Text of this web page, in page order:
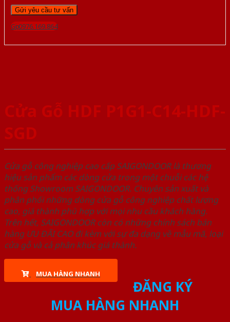
Gọi 0976.169.864
Cửa Gỗ HDF P1G1-C14-HDF-
SGD
Cửa gỗ công nghiệp cao cấp SAIGONDOOR là thương
hiệu sản phẩm các dòng cửa trong một chuỗi các hệ
thống Showroom SAIGONDOOR. Chuyên sản xuất và
phân phối những dòng cửa gỗ công nghiệp chất lượng
cao, giá thành phù hợp với mọi nhu cầu khách hàng.
Trên hết, SAIGONDOOR còn có những chính sách bán
hàng ƯU ĐÃI CAO đi kèm với sự đa dạng về mẫu mã, loại
cửa gỗ và cả phân khúc giá thành.
MUA HÀNG NHANH
ĐĂNG KÝ
MUA HÀNG NHANH